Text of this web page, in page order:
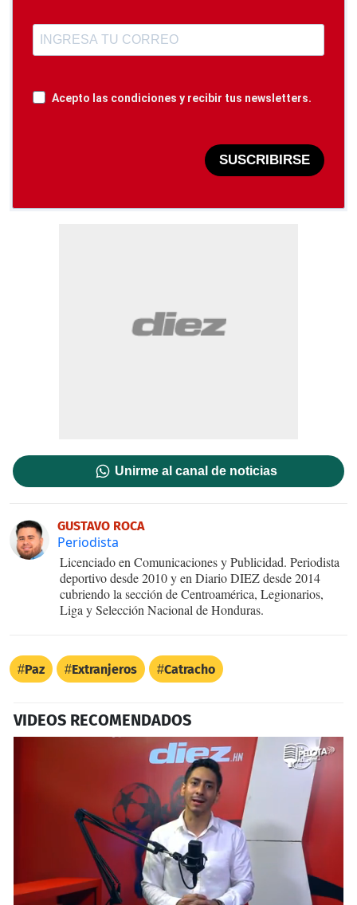
Acepto las condiciones y recibir tus newsletters.
SUSCRIBIRSE
Unirme al canal de noticias
GUSTAVO ROCA
Periodista
Licenciado en Comunicaciones y Publicidad. Periodista
deportivo desde 2010 y en Diario DIEZ desde 2014
cubriendo la sección de Centroamérica, Legionarios,
Liga y Selección Nacional de Honduras.
Paz Extranjeros Catracho
VIDEOS RECOMENDADOS